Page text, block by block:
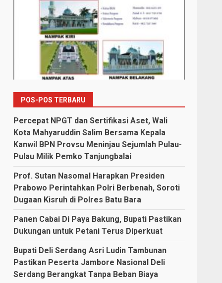
POS-POS TERBARU
Percepat NPGT dan Sertifikasi Aset, Wali
Kota Mahyaruddin Salim Bersama Kepala
Kanwil BPN Provsu Meninjau Sejumlah Pulau-
Pulau Milik Pemko Tanjungbalai
Prof. Sutan Nasomal Harapkan Presiden
Prabowo Perintahkan Polri Berbenah, Soroti
Dugaan Kisruh di Polres Batu Bara
Panen Cabai Di Paya Bakung, Bupati Pastikan
Dukungan untuk Petani Terus Diperkuat
Bupati Deli Serdang Asri Ludin Tambunan
Pastikan Peserta Jambore Nasional Deli
Serdang Berangkat Tanpa Beban Biaya